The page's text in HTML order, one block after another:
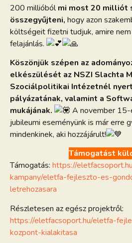
200 millióbólmi most 20 milliót
összegyűjteni, hogy azon
költségeit fizetni tudjuk, amire
felajánlás.
Köszönjük szépen az
elkészülését az NSZI Slachta
Szociálpolitikai Intézetnél
pályázatának, valamint a
mukájának.
A november
jubileumi eseményünk is már erre
mindenkinek, aki hozzájárult!
Támogatást
Támogatás: https://
kampany/eletfa-fejleszto-es-
letrehozasara
Részletesen az egész projektről:
https://eletfacsoport.hu/eletfa-
kozpont-kialakitasa